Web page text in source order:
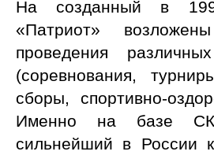
На созданный в
«Патриот»
проведения
(соревнования,
сборы, спортивно-
Именно на базе
сильнейший в России